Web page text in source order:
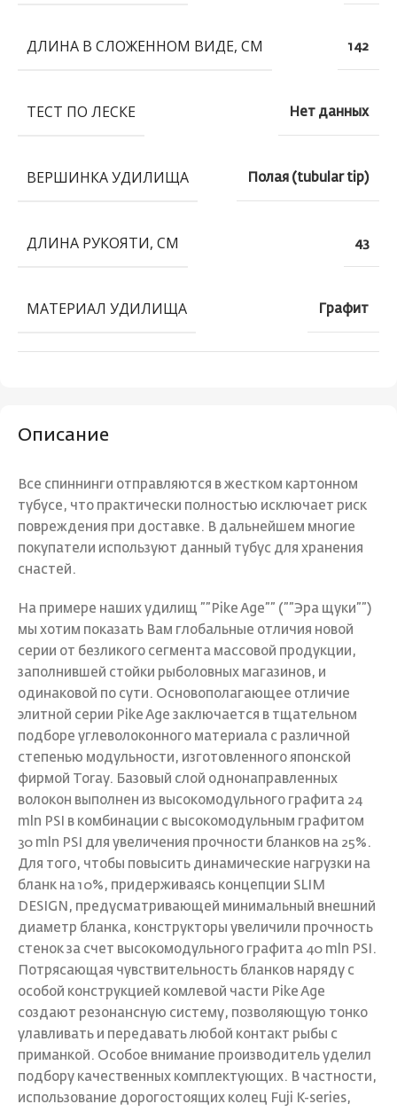
Описание
Все спиннинги отправляются в жестком картонном
тубусе, что практически полностью исключает риск
повреждения при доставке. В дальнейшем многие
покупатели используют данный тубус для хранения
снастей.
На примере наших удилищ ””Pike Age”” (””Эра щуки””)
мы хотим показать Вам глобальные отличия новой
серии от безликого сегмента массовой продукции,
заполнившей стойки рыболовных магазинов, и
одинаковой по сути. Основополагающее отличие
элитной серии Pike Age заключается в тщательном
подборе углеволоконного материала с различной
степенью модульности, изготовленного японской
фирмой Toray. Базовый слой однонаправленных
волокон выполнен из высокомодульного графита 24
mln PSI в комбинации с высокомодульным графитом
30 mln PSI для увеличения прочности бланков на 25%.
Для того, чтобы повысить динамические нагрузки на
бланк на 10%, придерживаясь концепции SLIM
DESIGN, предусматривающей минимальный внешний
диаметр бланка, конструкторы увеличили прочность
стенок за счет высокомодульного графита 40 mln PSI.
Потрясающая чувствительность бланков наряду с
особой конструкцией комлевой части Pike Age
создают резонансную систему, позволяющую тонко
улавливать и передавать любой контакт рыбы с
приманкой. Особое внимание производитель уделил
подбору качественных комплектующих. В частности,
использование дорогостоящих колец Fuji K-series,
ДЛИНА В СЛОЖЕННОМ ВИДЕ, СМ 142
ТЕСТ ПО ЛЕСКЕ Нет данных
ВЕРШИНКА УДИЛИЩА Полая (tubular tip)
ДЛИНА РУКОЯТИ, СМ 43
МАТЕРИАЛ УДИЛИЩА Графит